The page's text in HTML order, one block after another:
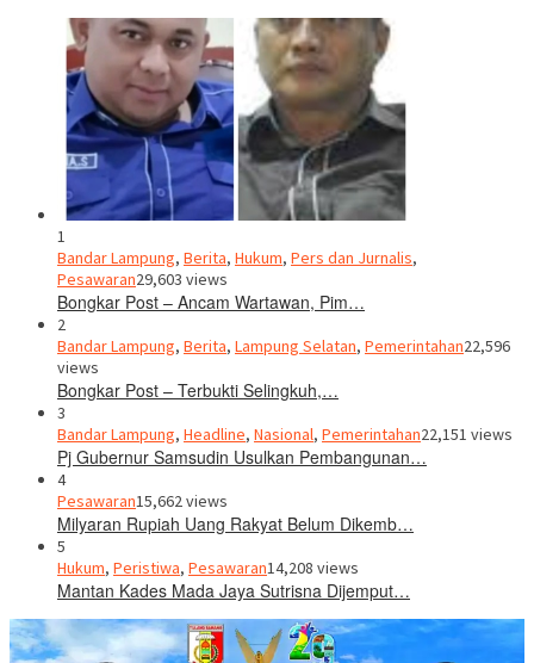
1
Bandar Lampung, Berita, Hukum, Pers dan Jurnalis,
Pesawaran29,603 views
Bongkar Post – Ancam Wartawan, Pim…
2
Bandar Lampung, Berita, Lampung Selatan, Pemerintahan22,596
views
Bongkar Post – Terbukti Selingkuh,…
3
Bandar Lampung, Headline, Nasional, Pemerintahan22,151 views
Pj Gubernur Samsudin Usulkan Pembangunan…
4
Pesawaran15,662 views
Milyaran Rupiah Uang Rakyat Belum Dikemb…
5
Hukum, Peristiwa, Pesawaran14,208 views
Mantan Kades Mada Jaya Sutrisna Dijemput…